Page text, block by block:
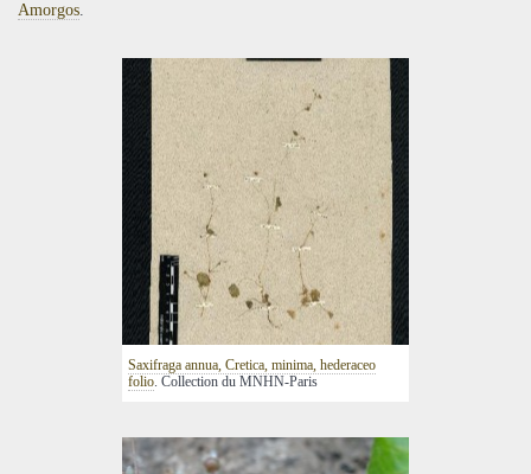
Amorgos.
Saxifraga annua, Cretica, minima, hederaceo
folio. Collection du MNHN-Paris